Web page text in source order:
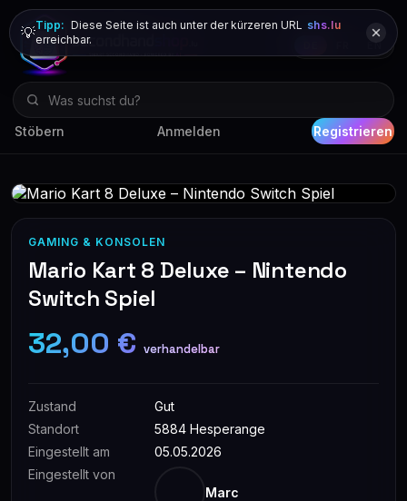
Stöbern Anmelden Registrieren
💡Tipp: Diese Seite ist auch unter der kürzeren URL shs.lu
erreichbar.
GAMING & KONSOLEN
Mario Kart 8 Deluxe – Nintendo
Switch Spiel
32,00 € verhandelbar
Zustand
Gut
Standort
5884 Hesperange
Eingestellt am
05.05.2026
Eingestellt von
Marc